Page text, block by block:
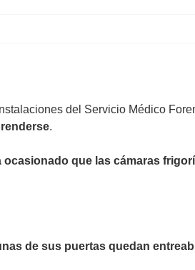
del Servicio Médico
.
ocasionado que las cámaras
de sus puertas quedan